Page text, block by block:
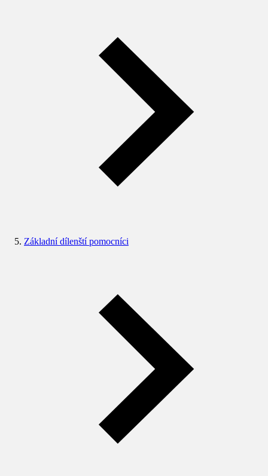
Základní dílenští pomocníci